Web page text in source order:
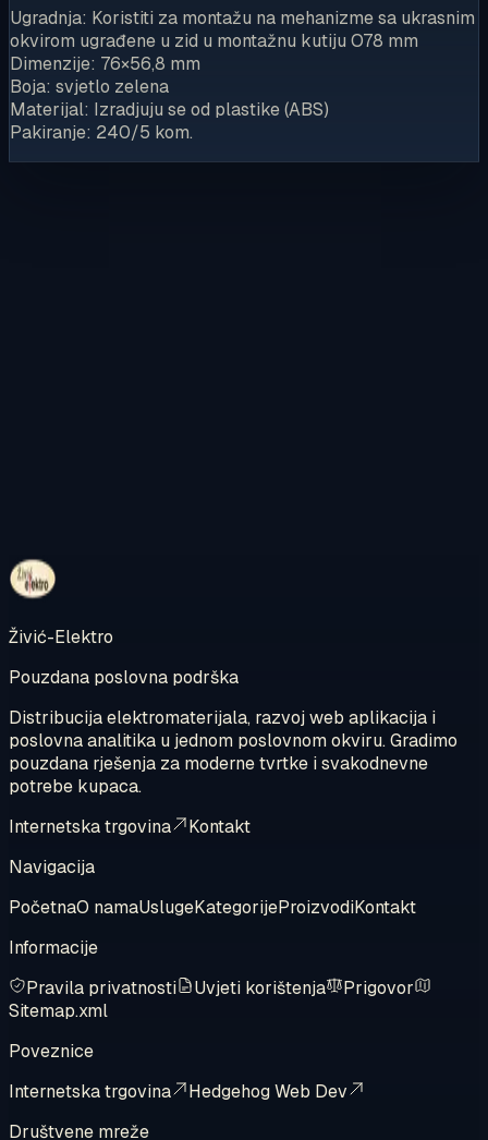
Ugradnja: Koristiti za montažu na mehanizme sa ukrasnim
okvirom ugrađene u zid u montažnu kutiju O78 mm
Dimenzije: 76×56,8 mm
Boja: svjetlo zelena
Materijal: Izradjuju se od plastike (ABS)
Pakiranje: 240/5 kom.
Pregledajte internetsku trgovinu
Živić-Elektro
Pouzdana poslovna podrška
Distribucija elektromaterijala, razvoj web aplikacija i
poslovna analitika u jednom poslovnom okviru. Gradimo
pouzdana rješenja za moderne tvrtke i svakodnevne
potrebe kupaca.
Internetska trgovina
Kontakt
Navigacija
PočetnaO namaUslugeKategorijeProizvodiKontakt
Informacije
Pravila privatnosti
Uvjeti korištenja
Prigovor
Sitemap.xml
Poveznice
Internetska trgovina
Hedgehog Web Dev
Društvene mreže